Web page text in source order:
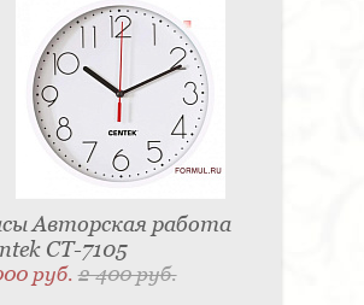
Авторская работа
CT-7105
руб.2 400 руб.